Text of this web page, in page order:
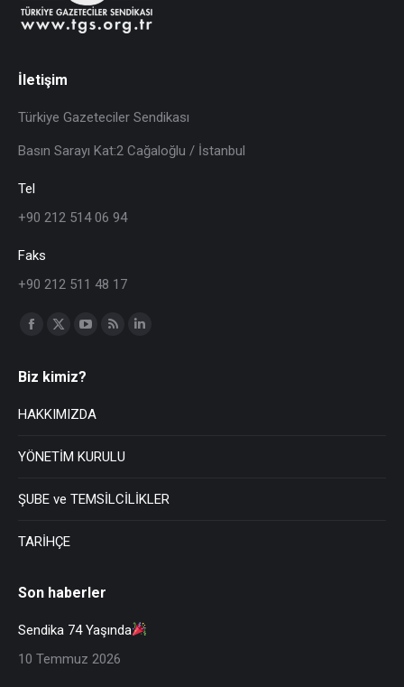
İletişim
Türkiye Gazeteciler Sendikası
Basın Sarayı Kat:2 Cağaloğlu / İstanbul
Tel
+90 212 514 06 94
Faks
+90 212 511 48 17
Find us on:
Biz kimiz?
HAKKIMIZDA
YÖNETİM KURULU
ŞUBE ve TEMSİLCİLİKLER
TARİHÇE
Son haberler
Sendika 74 Yaşında
10 Temmuz 2026